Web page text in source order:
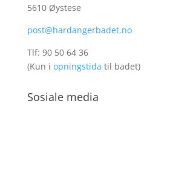
5610 Øystese
post@hardangerbadet.no
Tlf: 90 50 64 36
(Kun i opningstida til badet)
Sosiale media